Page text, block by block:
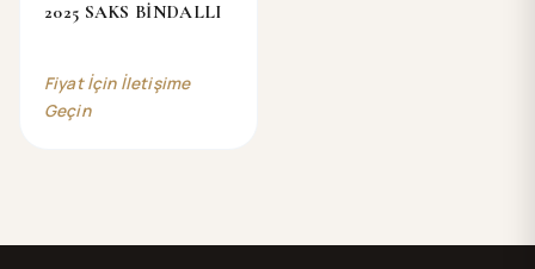
2025 SAKS BİNDALLI
Fiyat İçin İletişime
Geçin